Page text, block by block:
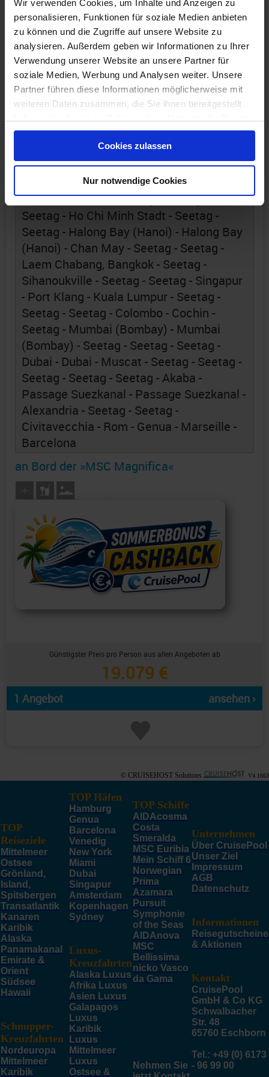
Wir verwenden Cookies, um Inhalte und Anzeigen zu
personalisieren, Funktionen für soziale Medien anbieten
zu können und die Zugriffe auf unsere Website zu
analysieren. Außerdem geben wir Informationen zu Ihrer
Verwendung unserer Website an unsere Partner für
soziale Medien, Werbung und Analysen weiter. Unsere
Partner führen diese Informationen möglicherweise mit
weiteren Daten zusammen, die Sie ihnen bereitgestellt
gesammelt haben.
Cookies zulassen
Nur notwendige Cookies
Seetag - Arica - Seetag - Seetag - Seetag -
Seetag - Seetag - Hanga Roa, Osterinsel -
Seetag - Seetag - Passage Bounty Bay
(Pitcairn Inseln) - Seetag - Seetag -
Papeete - Papeete - Seetag - Seetag -
Seetag - Seetag - Nuku Alofa - Seetag -
Seetag - Nouméa - Seetag - Seetag -
Auckland - Tauranga - Napier - Picton -
Wellington - Seetag - Seetag - Seetag -
Sydney (Australien) - Sydney (Australien) -
Seetag - Seetag - Seetag - Cairns - Cairns -
Seetag - Seetag - Seetag - Seetag -
Lombok - Benoa - Seetag - Seetag -
Seetag - Ho Chi Minh Stadt - Seetag -
Seetag - Halong Bay (Hanoi) - Halong Bay
(Hanoi) - Chan May - Seetag - Seetag -
Laem Chabang, Bangkok - Seetag -
Sihanoukville - Seetag - Seetag - Singapur
- Port Klang - Kuala Lumpur - Seetag -
Seetag - Seetag - Colombo - Cochin -
Seetag - Mumbai (Bombay) - Mumbai
(Bombay) - Seetag - Seetag - Seetag -
Dubai - Dubai - Muscat - Seetag - Seetag -
Seetag - Seetag - Seetag - Akaba -
Passage Suezkanal - Passage Suezkanal -
Alexandria - Seetag - Seetag -
Civitavecchia - Rom - Genua - Marseille -
Barcelona
an Bord der »MSC Magnifica«
Günstigster Preis pro Person aus allen Angeboten ab
19.079 €
1 Angebot ansehen ›
© CRUISEHOST Solutions V4.1663
TOP
Reiseziele
Mittelmeer
Ostsee
Grönland,
Island,
Spitsbergen
Transatlantik
Kanaren
Karibik
Alaska
Panamakanal
Emirate &
Orient
Südsee
Hawaii
Schnupper-
Kreuzfahrten
Nordeuropa
Mittelmeer
Karibik
TOP Häfen
Hamburg
Genua
Barcelona
Venedig
New York
Miami
Dubai
Singapur
Amsterdam
Kopenhagen
Sydney
Luxus-
Kreuzfahrten
Alaska Luxus
Afrika Luxus
Asien Luxus
Galapagos
Luxus
Karibik
Luxus
Mittelmeer
Luxus
Ostsee &
TOP Schiffe
AIDAcosma
Costa
Smeralda
MSC Euribia
Mein Schiff 6
Norwegian
Prima
Azamara
Pursuit
Symphonie
of the Seas
AIDAnova
MSC
Bellissima
nicko Vasco
da Gama
Nehmen Sie
Unternehmen
Über CruisePool
Unser Ziel
Impressum
AGB
Datenschutz
Informationen
Reisegutscheine
& Aktionen
Kontakt
CruisePool
GmbH & Co KG
Schwalbacher
Str. 48
65760 Eschborn
Tel.: +49 (0) 6173
- 96 99 00